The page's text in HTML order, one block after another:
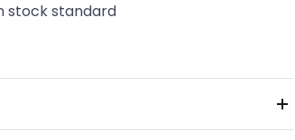
stock standard